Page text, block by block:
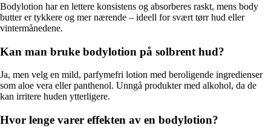
Bodylotion har en lettere konsistens og absorberes raskt, mens body
butter er tykkere og mer nærende – ideell for svært tørr hud eller
vintermånedene.
Kan man bruke bodylotion på solbrent hud?
Ja, men velg en mild, parfymefri lotion med beroligende ingredienser
som aloe vera eller panthenol. Unngå produkter med alkohol, da de
kan irritere huden ytterligere.
Hvor lenge varer effekten av en bodylotion?